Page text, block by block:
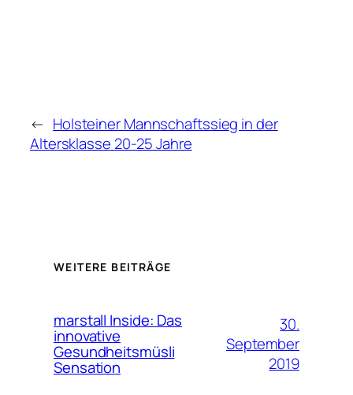
← Holsteiner Mannschaftssieg in der
Altersklasse 20-25 Jahre
WEITERE BEITRÄGE
marstall Inside: Das
innovative
Gesundheitsmüsli
Sensation
30.
September
2019